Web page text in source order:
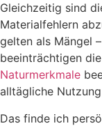
Gleichzeitig sind
Materialfehlern
gelten als Mängel
beeinträchtigen
Naturmerkmale
alltägliche
Das finde ich